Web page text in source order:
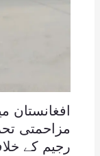
افغانستان
مزاحمتی
رجیم کے